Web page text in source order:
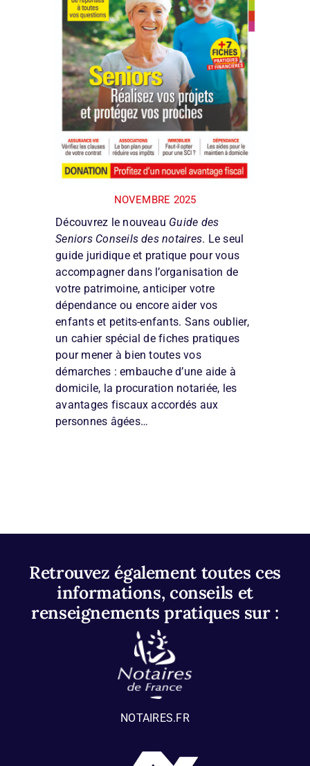
NOVEMBRE 2025
Découvrez le nouveau Guide des
Seniors Conseils des notaires. Le seul
guide juridique et pratique pour vous
accompagner dans l’organisation de
votre patrimoine, anticiper votre
dépendance ou encore aider vos
enfants et petits-enfants. Sans oublier,
un cahier spécial de fiches pratiques
pour mener à bien toutes vos
démarches : embauche d’une aide à
domicile, la procuration notariée, les
avantages fiscaux accordés aux
personnes âgées…
Retrouvez également toutes ces
informations, conseils et
renseignements pratiques sur :
NOTAIRES.FR